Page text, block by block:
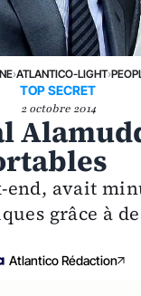
›ATLANTICO-LIGHT›
TOP SECRET
2 octobre 2014
avait
grâce à
Atlantico Rédaction